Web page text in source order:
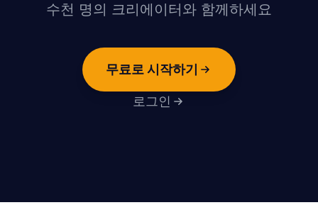
수천 명의 크리에이터와 함께하세요
무료로 시작하기
로그인